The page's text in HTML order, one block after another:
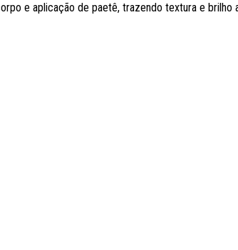
e aplicação de paetê, trazendo textura e brilho